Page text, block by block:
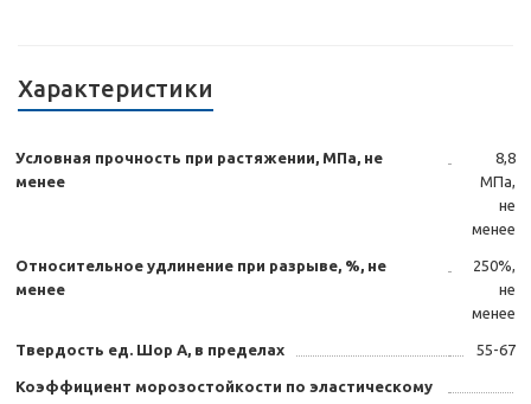
Характеристики
Условная прочность при растяжении, МПа, не
менее
8,8
МПа,
не
менее
Относительное удлинение при разрыве, %, не
менее
250%,
не
менее
Твердость ед. Шор А, в пределах 55-67
Коэффициент морозостойкости по эластическому